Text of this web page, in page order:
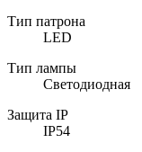
Тип патрона
LED
Тип лампы
Светодиодная
Защита IP
IP54